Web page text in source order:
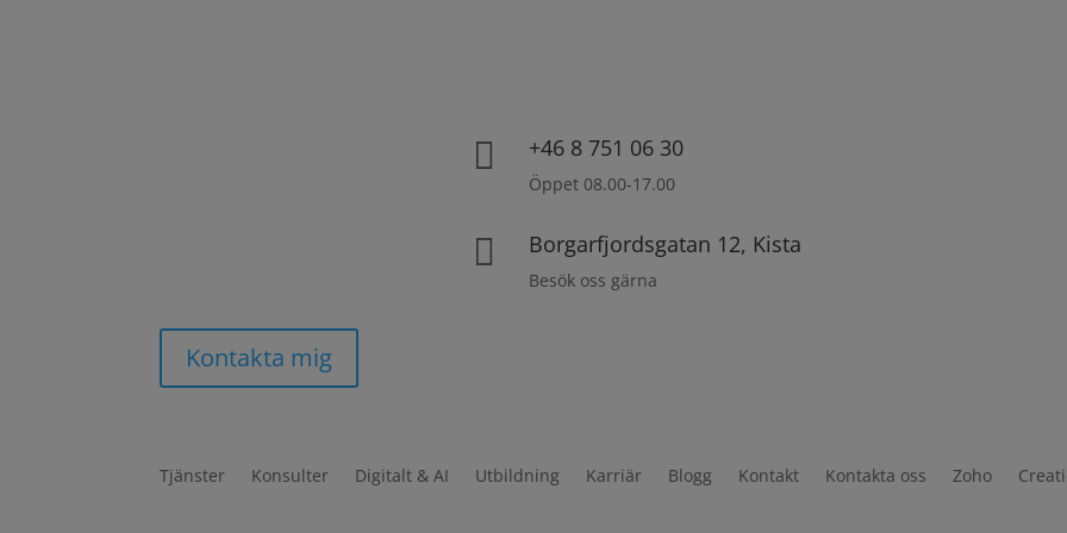
 +46 8 751 06 30
Öppet 08.00-17.00
 Borgarfjordsgatan 12, Kista
Besök oss gärna
Kontakta mig
Tjänster Konsulter Digitalt & AI Utbildning Karriär Blogg Kontakt Kontakta oss Zoho